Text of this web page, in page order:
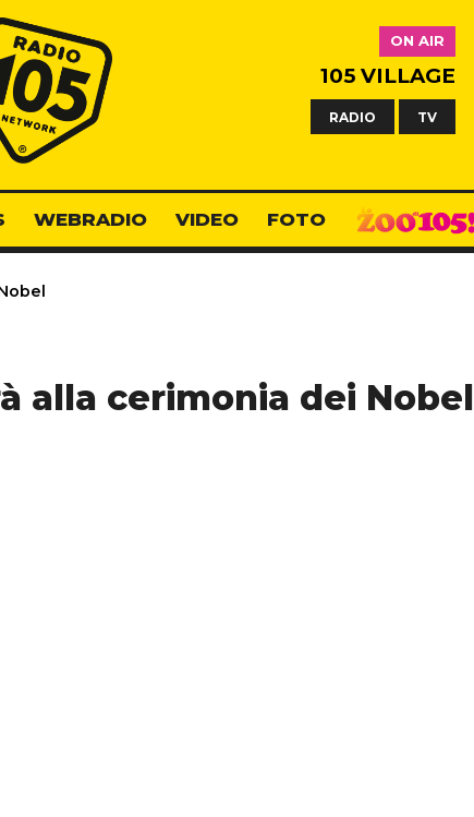
Radio 105
ON AIR
105 VILLAGE
RADIO TV
WEBRADIO VIDEO FOTO
alla cerimonia dei Nobel